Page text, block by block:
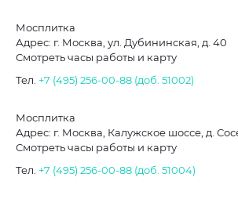
Мосплитка
Адрес: г. Москва, ул. Дубининская, д. 40
Смотреть часы работы и карту
Тел. +7 (495) 256-00-88 (доб. 51002)
Мосплитка
Адрес: г. Москва, Калужское шоссе, д.
Смотреть часы работы и карту
Тел. +7 (495) 256-00-88 (доб. 51004)